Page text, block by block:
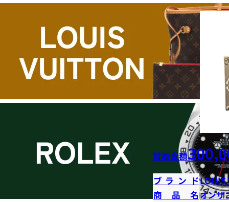
買取金額
ブランドLOUIS
商品名オンザ